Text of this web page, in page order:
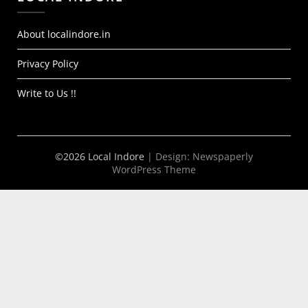
About localindore.in
Privacy Policy
Write to Us !!
©2026 Local Indore | Design: Newspaperly
WordPress Theme